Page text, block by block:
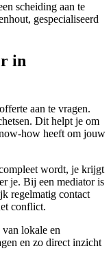
scheiding aan te
gespecialiseerd
in
aan te vragen.
Dit helpt je om
how heeft om jouw
wordt, je krijgt
je. Bij een mediator is
regelmatig contact
conflict.
lokale en
en zo direct inzicht